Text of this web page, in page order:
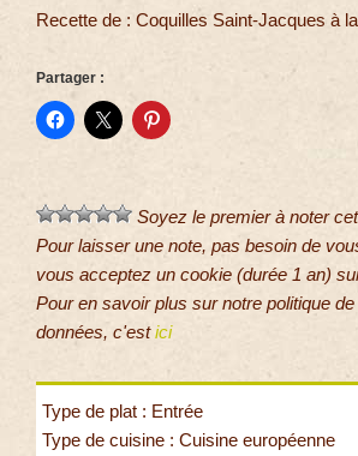
Recette de : Coquilles Saint-Jacques à
Partager :
Soyez le premier à noter
Pour laisser une note, pas besoin de
vous acceptez un cookie (durée 1 an)
Pour en savoir plus sur notre politique
données, c'estici
Type de plat : Entrée
Type de cuisine : Cuisine européenne